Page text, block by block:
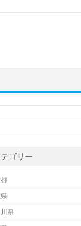
ゴリー
県